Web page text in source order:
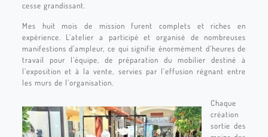
cesse grandissant.
Mes huit mois de mission furent complets et riches en
expérience. L’atelier a participé et organisé de nombreuses
manifestions d’ampleur, ce qui signifie énormément d’heures de
travail pour l’équipe, de préparation du mobilier destiné à
l’exposition et à la vente, servies par l’effusion régnant entre
les murs de l’organisation.
Chaque
création
sortie des